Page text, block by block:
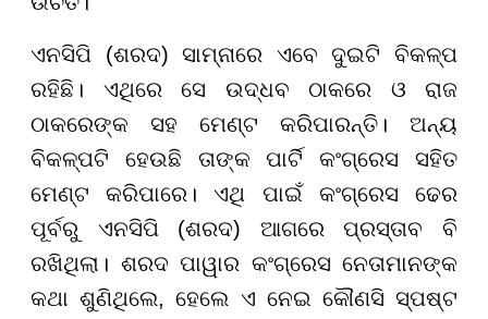
ଏନସିପି (ଶରଦ) ସାମ୍ନାରେ ଏବେ ଦୁଇଟି ବିକଳ୍ପ
ରହିଛି। ଏଥିରେ ସେ ଉଦ୍ଧବ ଠାକରେ ଓ ରାଜ
ଠାକରେଙ୍କ ସହ ମେଣ୍ଟ କରିପାରନ୍ତି। ଅନ୍ୟ
ବିକଳ୍ପଟି ହେଉଛି ତାଙ୍କ ପାର୍ଟି କଂଗ୍ରେସ ସହିତ
ମେଣ୍ଟ କରିପାରେ। ଏଥି ପାଇଁ କଂଗ୍ରେସ ଢେର
ପୂର୍ବରୁ ଏନସିପି (ଶରଦ) ଆଗରେ ପ୍ରସ୍ତାବ ବି
ରଖିଥିଲା। ଶରଦ ପାୱାର କଂଗ୍ରେସ ନେତାମାନଙ୍କ
କଥା ଶୁଣିଥିଲେ, ହେଲେ ଏ ନେଇ କୌଣସି ସ୍ପଷ୍ଟ